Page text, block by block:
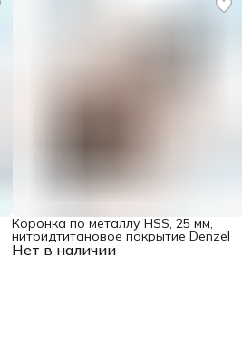
Нет в наличии
Коронка по металлу HSS, 25 мм,
нитридтитановое покрытие Denzel